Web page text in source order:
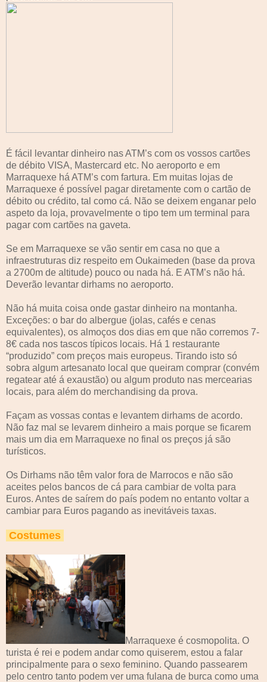
É fácil levantar dinheiro nas ATM’s com os vossos cartões
de débito VISA, Mastercard etc. No aeroporto e em
Marraquexe há ATM’s com fartura. Em muitas lojas de
Marraquexe é possível pagar diretamente com o cartão de
débito ou crédito, tal como cá. Não se deixem enganar pelo
aspeto da loja, provavelmente o tipo tem um terminal para
pagar com cartões na gaveta.
Se em Marraquexe se vão sentir em casa no que a
infraestruturas diz respeito em Oukaimeden (base da prova
a 2700m de altitude) pouco ou nada há. E ATM’s não há.
Deverão levantar dirhams no aeroporto.
Não há muita coisa onde gastar dinheiro na montanha.
Exceções: o bar do albergue (jolas, cafés e cenas
equivalentes), os almoços dos dias em que não corremos 7-
8€ cada nos tascos típicos locais. Há 1 restaurante
“produzido” com preços mais europeus. Tirando isto só
sobra algum artesanato local que queiram comprar (convém
regatear até á exaustão) ou algum produto nas mercearias
locais, para além do merchandising da prova.
Façam as vossas contas e levantem dirhams de acordo.
Não faz mal se levarem dinheiro a mais porque se ficarem
mais um dia em Marraquexe no final os preços já são
turísticos.
Os Dirhams não têm valor fora de Marrocos e não são
aceites pelos bancos de cá para cambiar de volta para
Euros. Antes de saírem do país podem no entanto voltar a
cambiar para Euros pagando as inevitáveis taxas.
Costumes
Marraquexe é cosmopolita. O
turista é rei e podem andar como quiserem, estou a falar
principalmente para o sexo feminino. Quando passearem
pelo centro tanto podem ver uma fulana de burca como uma